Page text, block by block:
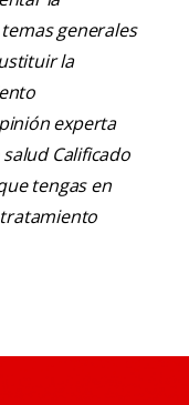
generales
la
experta
Calificado
tengas en